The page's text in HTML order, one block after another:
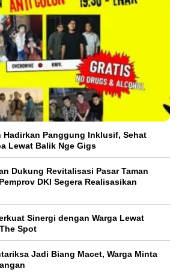
Hadirkan Panggung Inklusif, Sehat
Lewat Balik Nge Gigs
Dukung Revitalisasi Pasar Taman
DKI Segera Realisasikan
Sinergi dengan Warga Lewat
Spot
Jadi Biang Macet, Warga Minta